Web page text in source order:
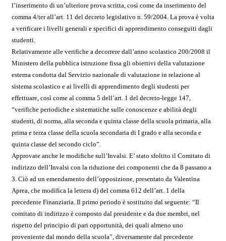
l’inserimento di un’ulteriore prova scritta, così come da inserimento del
comma 4/ter all’art. 11 del decreto legislativo n. 59/2004. La prova è volta
a verificare i livelli generali e specifici di apprendimento conseguiti dagli
studenti.
Relativamente alle verifiche a decorrere dall’anno scolastico 200/2008 il
Ministero della pubblica istruzione fissa gli obiettivi della valutazione
esterna condotta dal Servizio nazionale di valutazione in relazione al
sistema scolastico e ai livelli di apprendimento degli studenti per
effettuare, così come al comma 5 dell’art. 1 del decreto-legge 147,
“verifiche periodiche e sistematiche sulle conoscenze e abilità degli
studenti, di norma, alla seconda e quinta classe della scuola primaria, alla
prima e terza classe della scuola secondaria di I grado e alla seconda e
quinta classe del secondo ciclo”.
Approvate anche le modifiche sull’Invalsi. E’ stato sfoltito il Comitato di
indirizzo dell’Invalsi con la riduzione dei componenti che da 8 passano a
3. Ciò ad un emendamento dell’opposizione, presentato da Valentina
Aprea, che modifica la lettera d) del comma 612 dell’art. 1 della
precedente Finanziaria. Il primo periodo è sostituito dal seguente: “Il
comitato di indirizzo è composto dal presidente e da due membri, nel
rispetto del principio di pari opportunità, dei quali almeno uno
proveniente dal mondo della scuola”, diversamente dal precedente